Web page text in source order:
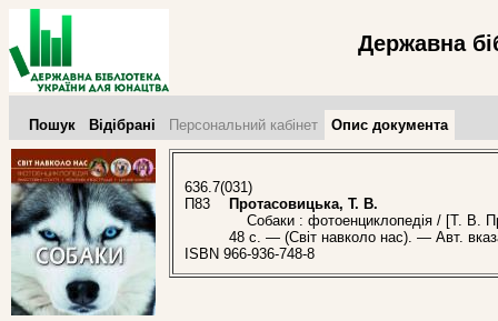
Державна
Пошук Відібрані Персональний кабінет Опис документа
636.7(031)
П83
Протасовицька, Т. В.
Собаки : фотоенциклопедія / [Т. В.
48 с. — (Світ навколо нас). — Авт.
ISBN 966-936-748-8